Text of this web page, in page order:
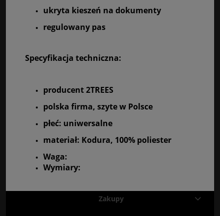
ukryta kieszeń na dokumenty
regulowany pas
Specyfikacja techniczna:
producent 2TREES
polska firma, szyte w Polsce
płeć: uniwersalne
materiał: Kodura, 100% poliester
Waga:
Wymiary:
Zakupy